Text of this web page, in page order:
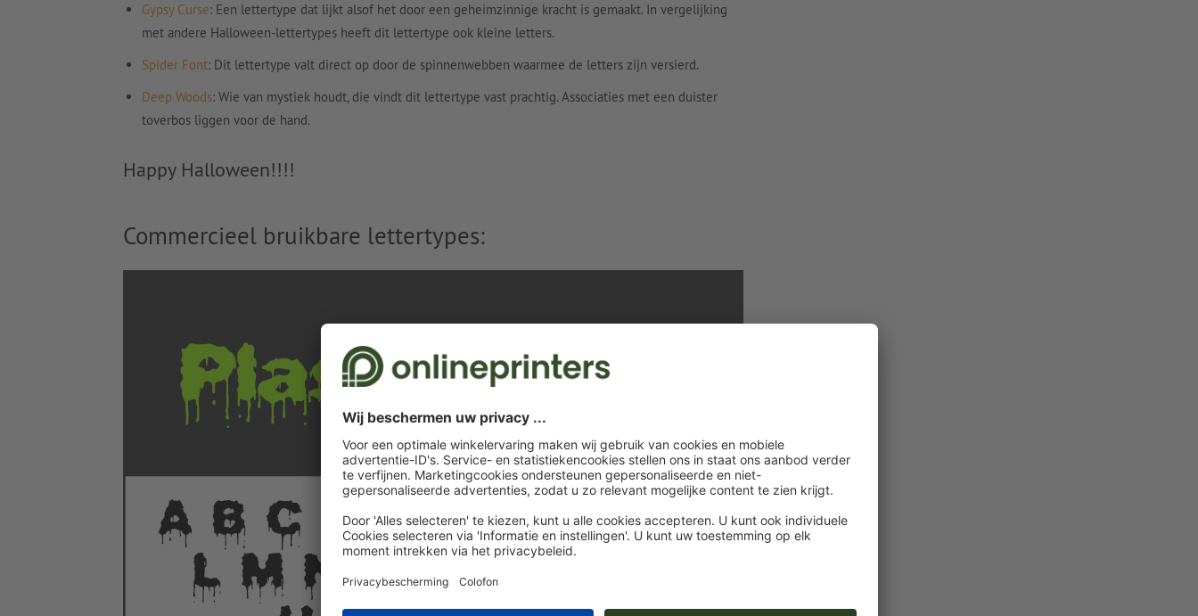
Gypsy Curse: Een lettertype dat lijkt alsof het door een geheimzinnige kracht is gemaakt. In vergelijking
met andere Halloween-lettertypes heeft dit lettertype ook kleine letters.
Spider Font: Dit lettertype valt direct op door de spinnenwebben waarmee de letters zijn versierd.
Deep Woods: Wie van mystiek houdt, die vindt dit lettertype vast prachtig. Associaties met een duister
toverbos liggen voor de hand.
Happy Halloween!!!!
Commercieel bruikbare lettertypes: